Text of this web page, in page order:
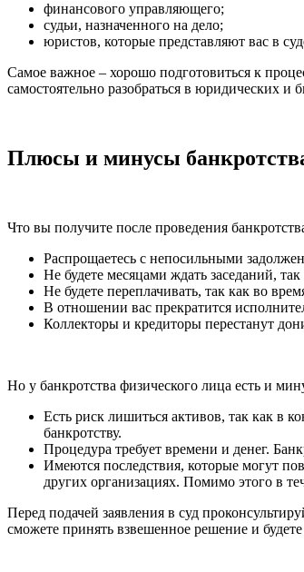
финансового управляющего;
судьи, назначенного на дело;
юристов, которые представляют вас в
Самое важное – хорошо подготовиться к
самостоятельно разобраться в юридических и
Плюсы и минусы
Что вы получите после проведения
Распрощаетесь с непосильными
Не будете месяцами ждать заседаний,
Не будете переплачивать, так как во
В отношении вас прекратится
Коллекторы и кредиторы перестанут
Но у банкротства физического лица есть и
Есть риск лишиться активов, так как в
банкротству.
Процедура требует времени и денег.
Имеются последствия, которые могут
других организациях. Помимо этого в
Перед подачей заявления в суд
сможете принять взвешенное решение и